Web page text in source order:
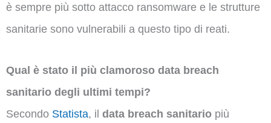
è sempre più sotto attacco ransomware e le strutture
sanitarie sono vulnerabili a questo tipo di reati.
Qual è stato il più clamoroso data breach
sanitario degli ultimi tempi?
Secondo Statista, il data breach sanitario più